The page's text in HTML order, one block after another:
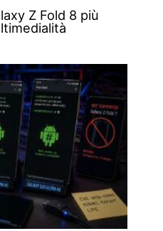
Z Fold 8 più